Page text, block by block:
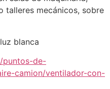
talleres mecánicos, sobre
blanca
puntos-de-
camion/ventilador-con-